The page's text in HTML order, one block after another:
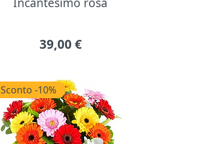
39,00 €
Sconto -10%